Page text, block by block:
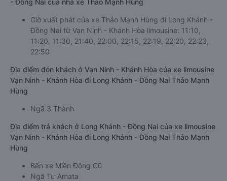
- Đồng Nai của nhà xe Thảo Mạnh Hùng
Giờ xuất phát của xe Thảo Mạnh Hùng đi Long Khánh -
Đồng Nai từ Vạn Ninh - Khánh Hòa limousine: 11:10,
11:20, 11:30, 21:40, 22:00, 22:15, 22:19, 22:20, 22:23,
22:50
Địa điểm đón khách ở Vạn Ninh - Khánh Hòa của xe limousine
Vạn Ninh - Khánh Hòa đi Long Khánh - Đồng Nai Thảo Mạnh
Hùng
Ngã 3 Thành
Địa điểm trả khách ở Long Khánh - Đồng Nai của xe limousine
Vạn Ninh - Khánh Hòa đi Long Khánh - Đồng Nai Thảo Mạnh
Hùng
Bến xe Miền Đông Cũ
Ngã Tư Amata